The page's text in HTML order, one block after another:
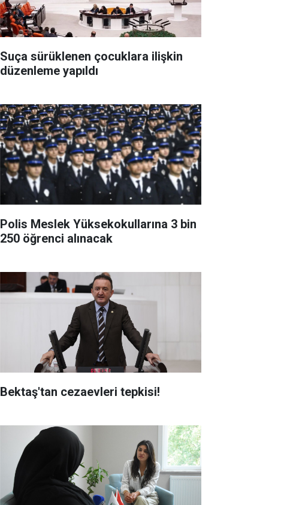
Suça sürüklenen çocuklara ilişkin
düzenleme yapıldı
Polis Meslek Yüksekokullarına 3 bin
250 öğrenci alınacak
Bektaş'tan cezaevleri tepkisi!